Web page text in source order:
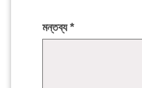
মন্তব্য*